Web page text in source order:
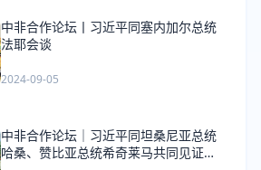
中非合作论坛丨习近平同塞内加尔总统
法耶会谈
2024-09-05
中非合作论坛｜习近平同坦桑尼亚总统
哈桑、赞比亚总统希奇莱马共同见证签